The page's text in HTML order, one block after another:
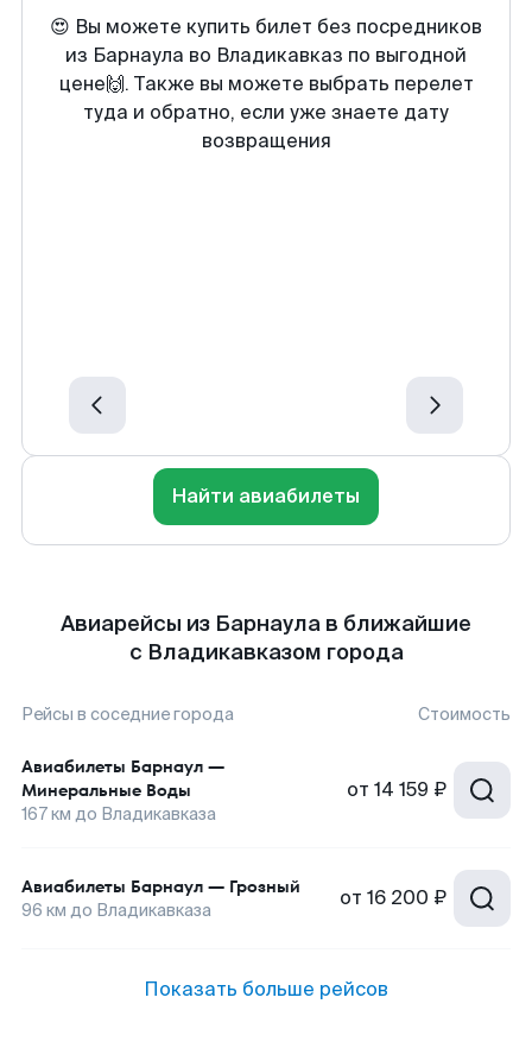
😍 Вы можете купить билет без посредников
из Барнаула во Владикавказ по выгодной
цене🙌. Также вы можете выбрать перелет
туда и обратно, если уже знаете дату
возвращения
Найти авиабилеты
Авиарейсы из Барнаула в ближайшие
с Владикавказом города
Рейсы в соседние города Стоимость
Авиабилеты Барнаул —
Минеральные Воды
167км до Владикавказа
от 14 159 ₽
Авиабилеты Барнаул — Грозный
96 км до Владикавказа от 16 200 ₽
Показать больше рейсов